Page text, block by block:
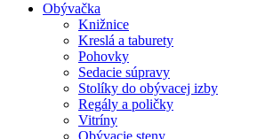
Obývačka
Knižnice
Kreslá a taburety
Pohovky
Sedacie súpravy
Stolíky do obývacej izby
Regály a poličky
Vitríny
Obývacie steny